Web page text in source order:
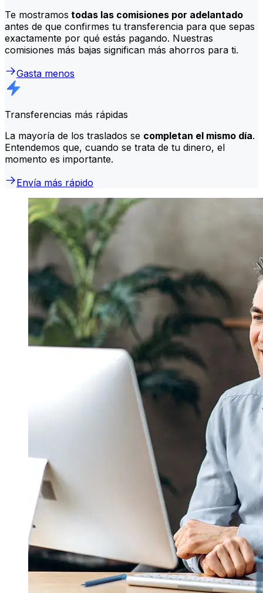
Te mostramos todas las comisiones por adelantado
antes de que confirmes tu transferencia para que sepas
exactamente por qué estás pagando. Nuestras
comisiones más bajas significan más ahorros para ti.
Gasta menos
Transferencias más rápidas
La mayoría de los traslados se completan el mismo día.
Entendemos que, cuando se trata de tu dinero, el
momento es importante.
Envía más rápido